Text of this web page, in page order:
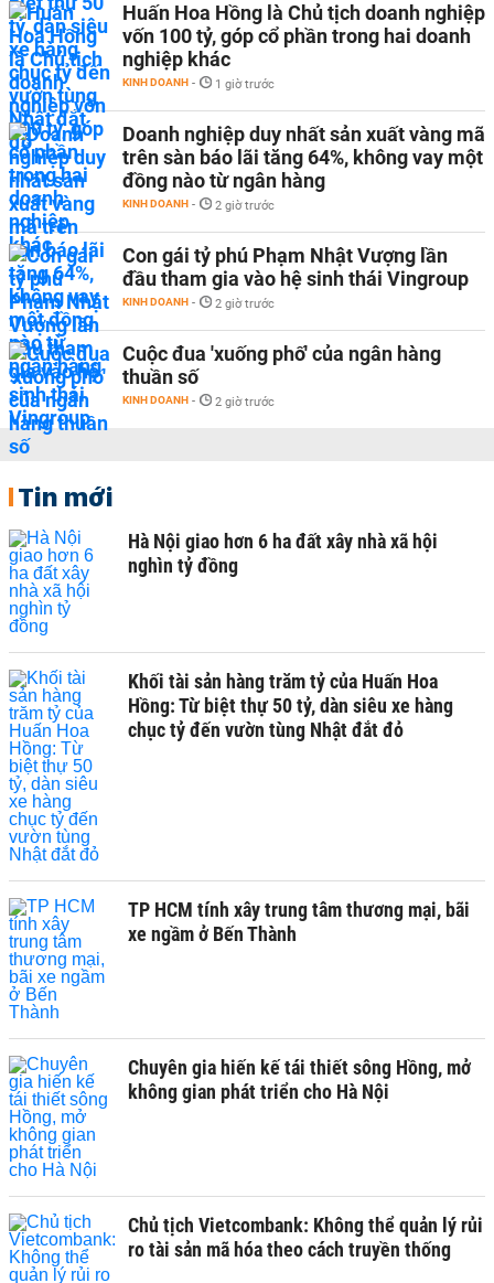
Huấn Hoa Hồng là Chủ tịch doanh nghiệp
vốn 100 tỷ, góp cổ phần trong hai doanh
nghiệp khác
KINH DOANH - 1 giờ trước
Doanh nghiệp duy nhất sản xuất vàng mã
trên sàn báo lãi tăng 64%, không vay một
đồng nào từ ngân hàng
KINH DOANH - 2 giờ trước
Con gái tỷ phú Phạm Nhật Vượng lần
đầu tham gia vào hệ sinh thái Vingroup
KINH DOANH - 2 giờ trước
Cuộc đua 'xuống phố' của ngân hàng
thuần số
KINH DOANH - 2 giờ trước
Tin mới
Hà Nội giao hơn 6 ha đất xây nhà xã hội
nghìn tỷ đồng
Khối tài sản hàng trăm tỷ của Huấn Hoa
Hồng: Từ biệt thự 50 tỷ, dàn siêu xe hàng
chục tỷ đến vườn tùng Nhật đắt đỏ
TP HCM tính xây trung tâm thương mại, bãi
xe ngầm ở Bến Thành
Chuyên gia hiến kế tái thiết sông Hồng, mở
không gian phát triển cho Hà Nội
Chủ tịch Vietcombank: Không thể quản lý rủi
ro tài sản mã hóa theo cách truyền thống